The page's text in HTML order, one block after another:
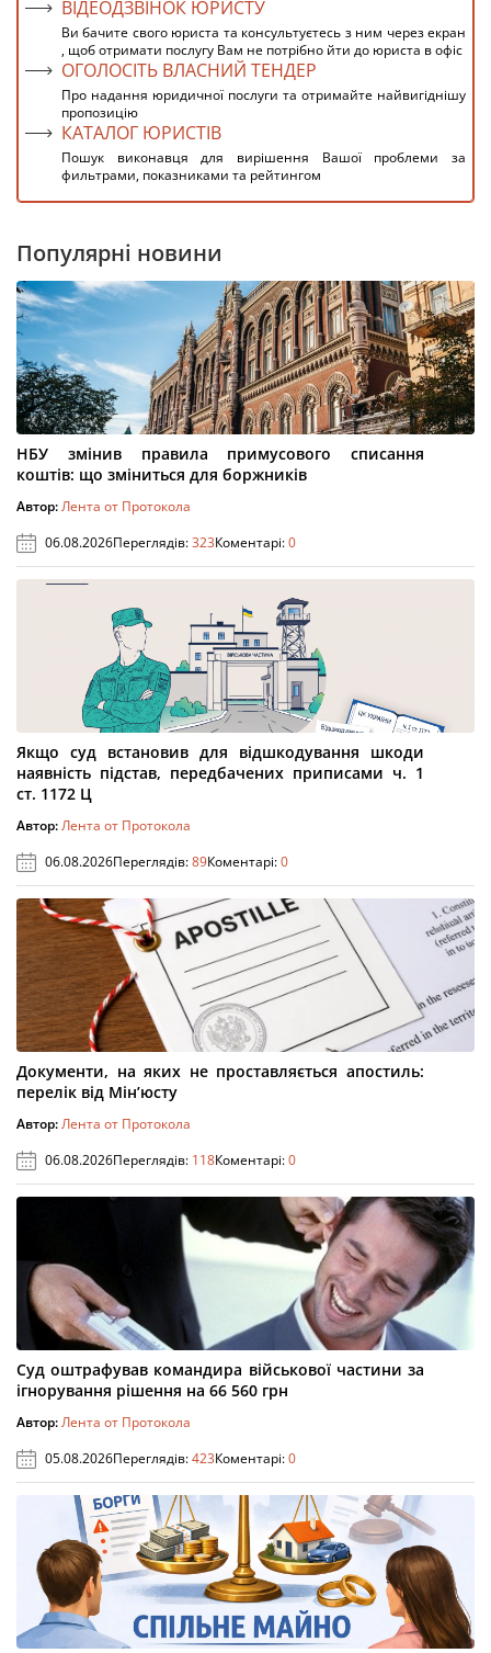
ВІДЕОДЗВІНОК ЮРИСТУ
Ви бачите свого юриста та консультуєтесь з ним через екран
, щоб отримати послугу Вам не потрібно йти до юриста в офіс
ОГОЛОСІТЬ ВЛАСНИЙ ТЕНДЕР
Про надання юридичної послуги та отримайте найвигіднішу
пропозицію
КАТАЛОГ ЮРИСТІВ
Пошук виконавця для вирішення Вашої проблеми за
фильтрами, показниками та рейтингом
Популярні новини
НБУ змінив правила примусового списання
коштів: що зміниться для боржників
Автор:Лента от Протокола
06.08.2026Переглядів:323Коментарі:0
Якщо суд встановив для відшкодування шкоди
наявність підстав, передбачених приписами ч. 1
ст. 1172 Ц
Автор:Лента от Протокола
06.08.2026Переглядів:89Коментарі:0
Документи, на яких не проставляється апостиль:
перелік від Мін’юсту
Автор:Лента от Протокола
06.08.2026Переглядів: 118Коментарі:0
Суд оштрафував командира військової частини за
ігнорування рішення на 66 560 грн
Автор:Лента от Протокола
05.08.2026Переглядів:423Коментарі:0